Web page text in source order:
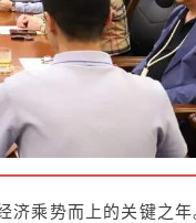
乘势而上的关键之年